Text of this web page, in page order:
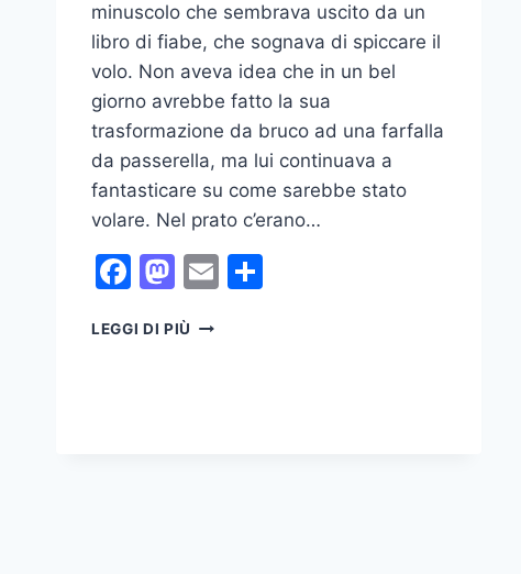
minuscolo che sembrava uscito da un
libro di fiabe, che sognava di spiccare il
volo. Non aveva idea che in un bel
giorno avrebbe fatto la sua
trasformazione da bruco ad una farfalla
da passerella, ma lui continuava a
fantasticare su come sarebbe stato
volare. Nel prato c’erano…
Facebook
Mastodon
Email
LEGGI DI PIÙ LA